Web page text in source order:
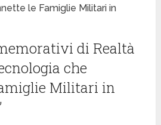
le Famiglie Militari in
di Realtà
che
Militari in